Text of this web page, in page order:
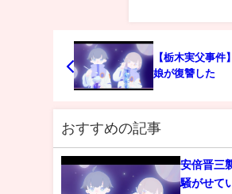
【栃木実父事件
娘が復讐した
おすすめの記事
安倍晋三
騒がせて